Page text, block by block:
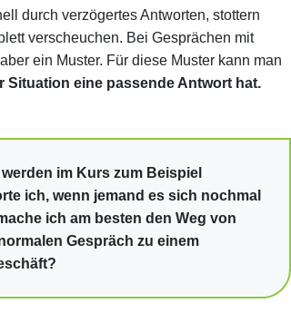
durch verzögertes Antworten, stottern
verscheuchen. Bei Gesprächen mit
ein Muster. Für diese Muster kann man
Situation eine passende Antwort hat.
im Kurs zum Beispiel
ich, wenn jemand es sich nochmal
ich am besten den Weg von
Gespräch zu einem